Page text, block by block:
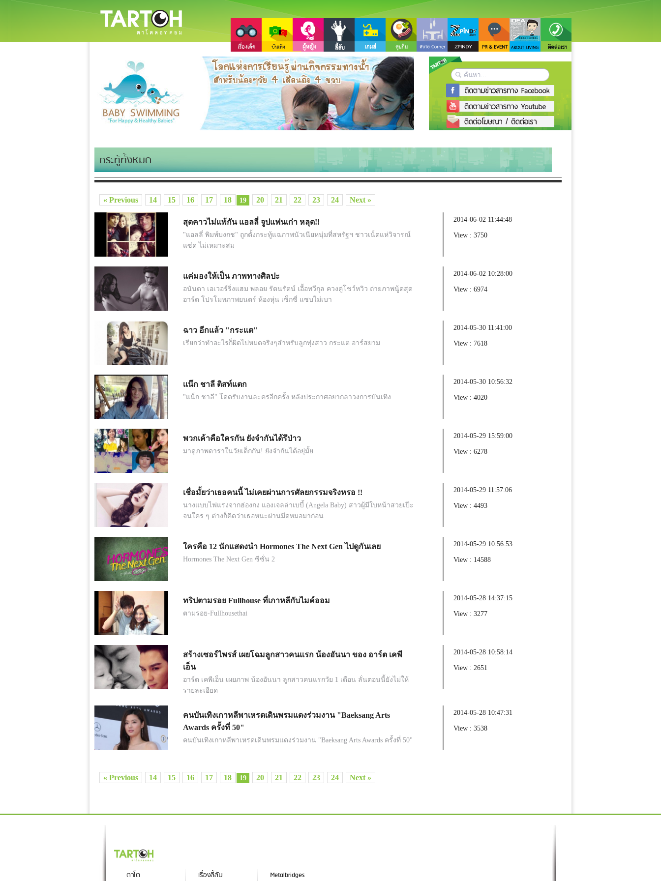
กระทู้ทั้งหมด
« Previous 14 15 16 17 18 19 20 21 22 23 24 Next »
สุดคาวไม่เเพ้กัน แอลลี่ จูปแฟนเก่า หลุด!!
"แอลลี่ พิมพ์บงกช" ถูกตั้งกระทู้แฉภาพนัวเนียหนุ่มที่สหรัฐฯ ชาวเน็ตแห่วิจารณ์
แซ่ด ไม่เหมาะสม
2014-06-02 11:44:48
View : 3750
แค่มองให้เป็น ภาพทางศิลปะ
อนันดา เอเวอร์ริ่งแฮม พลอย รัตนรัตน์ เอื้อทวีกุล ควงคู่โชว์หวิว ถ่ายภาพนู้ดสุด
อาร์ต โปรโมทภาพยนตร์ ห้องหุ่น เซ็กซี่ แซบไม่เบา
2014-06-02 10:28:00
View : 6974
ฉาว อีกแล้ว "กระเเต"
เรียกว่าทำอะไรก็ผิดไปหมดจริงๆสำหรับลูกทุ่งสาว กระแต อาร์สยาม
2014-05-30 11:41:00
View : 7618
เเน๊ก ชาลี ติสท์แตก
"แน็ก ชาลี" โดดรับงานละครอีกครั้ง หลังประกาศอยากลาวงการบันเทิง
2014-05-30 10:56:32
View : 4020
พวกเค้าคือใครกัน ยังจำกันได้รึป่าว
มาดูภาพดาราในวัยเด็กกัน! ยังจำกันได้อยุ่มั้ย
2014-05-29 15:59:00
View : 6278
เชื่อมั้ยว่าเธอคนนี้ ไม่เคยผ่านการศัลยกรรมจริงหรอ !!
นางแบบไฟแรงจากฮ่องกง แองเจลล่าเบบี้ (Angela Baby) สาวผู้มีใบหน้าสวยเป๊ะ
จนใคร ๆ ต่างก็คิดว่าเธอหนะผ่านมีดหมอมาก่อน
2014-05-29 11:57:06
View : 4493
ใครคือ 12 นักเเสดงนำ Hormones The Next Gen ไปดูกันเลย
Hormones The Next Gen ซีซั่น 2
2014-05-29 10:56:53
View : 14588
ทริปตามรอย Fullhouse ที่เกาหลีกับไมค์ออม
ตามรอย-Fullhousethai
2014-05-28 14:37:15
View : 3277
สร้างเซอร์ไพรส์ เผยโฉมลูกสาวคนแรก น้องอันนา ของ อาร์ต เคพี
เอ็น
อาร์ต เคพีเอ็น เผยภาพ น้องอันนา ลูกสาวคนแรกวัย 1 เดือน ลั่นตอนนี้ยังไม่ให้
รายละเอียด
2014-05-28 10:58:14
View : 2651
คนบันเทิงเกาหลีพาเหรดเดินพรมแดงร่วมงาน "Baeksang Arts
Awards ครั้งที่ 50"
คนบันเทิงเกาหลีพาเหรดเดินพรมแดงร่วมงาน "Baeksang Arts Awards ครั้งที่ 50"
2014-05-28 10:47:31
View : 3538
« Previous 14 15 16 17 18 19 20 21 22 23 24 Next »
ตาโต เรื่องลี้ลับ Metalbridges